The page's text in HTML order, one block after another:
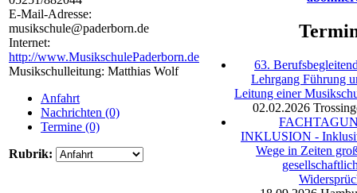
E-Mail-Adresse:
musikschule@paderborn.de
Internet:
http://www.MusikschulePaderborn.de
Musikschulleitung: Matthias Wolf
Anfahrt
Nachrichten (0)
Termine (0)
Rubrik:
63.
Lehrgang Führung
Leitung einer
02.02.2026
INKLUSION -
Wege in Zeiten